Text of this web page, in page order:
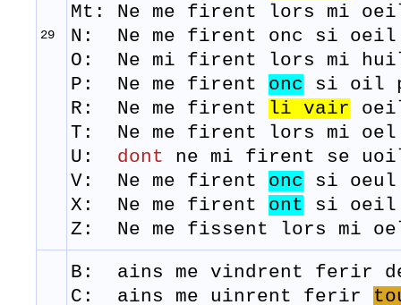
29
Mt: Ne me firent lors mi
N: Ne me firent onc si oeil
O: Ne mi firent lors mi
P: Ne me firent onc si oil
R: Ne me firent li vair
T: Ne me firent lors mi oel
U: dont ne mi firent se
V: Ne me firent onc si oeul
X: Ne me firent ont si oeil
Z: Ne me fissent lors mi
B: ains me vindrent ferir
C: ains me uinrent ferir